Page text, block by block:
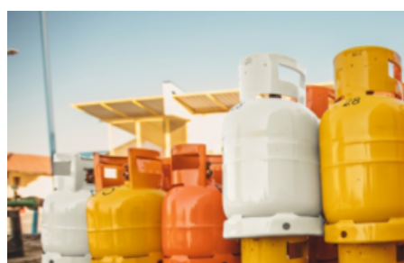
Universidad de Chile
Sustentabilidad